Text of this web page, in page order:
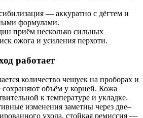
— аккуратно с дёгтем и
формулами.
приём несколько сильных
ожога и усиления перхоти.
работает
количество чешуек на проборах и
объём у корней. Кожа
к температуре и укладке.
изменения заметны через две–
ухода, стойкая ремиссия —